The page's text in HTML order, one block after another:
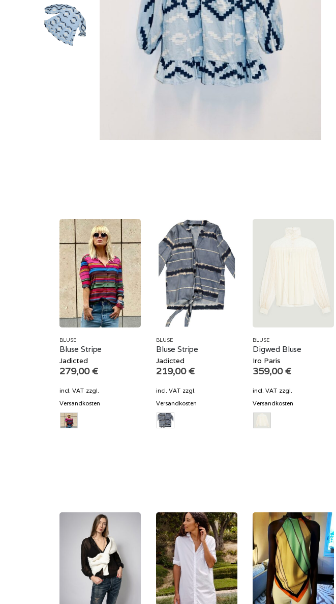
BLUSE
Bluse Stripe
Jadicted
279,00€
incl. VAT zzgl.
Versandkosten
BLUSE
Bluse Stripe
Jadicted
219,00€
incl. VAT zzgl.
Versandkosten
BLUSE
Digwed Bluse
Iro Paris
359,00€
incl. VAT zzgl.
Versandkosten